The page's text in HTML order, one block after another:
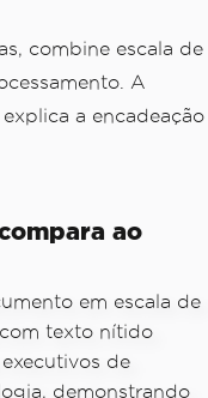
combine escala de
A
explica a encadeação
ao